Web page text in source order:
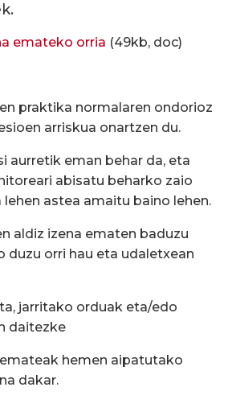
emateko orria (49kb, doc)
praktika normalaren ondorioz
arriskua onartzen du.
aurretik eman behar da, eta
abisatu beharko zaio
astea amaitu baino lehen.
aldiz izena ematen baduzu
duzu orri hau eta udaletxean
jarritako orduak eta/edo
daitezke
emateak hemen aipatutako
dakar.